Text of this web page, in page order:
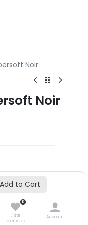
to Cart
0
Liste
d'envies
Account
Noir
Noir
panier